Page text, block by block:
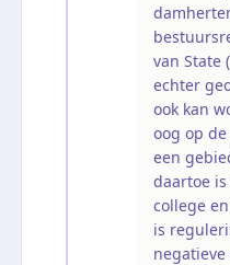
van State
echter
ook kan
oog op
een
daartoe
college
is